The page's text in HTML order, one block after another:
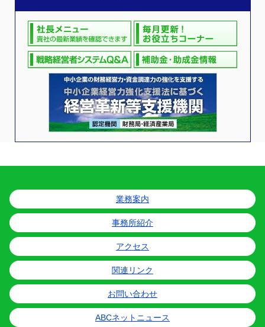
業務案内
事務所紹介
アクセス
関連リンク
お問い合わせ
ABCネットニュース